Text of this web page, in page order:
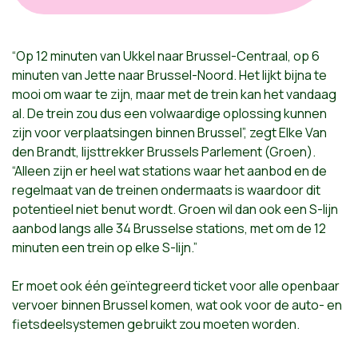
“Op 12 minuten van Ukkel naar Brussel-Centraal, op 6
minuten van Jette naar Brussel-Noord. Het lijkt bijna te
mooi om waar te zijn, maar met de trein kan het vandaag
al. De trein zou dus een volwaardige oplossing kunnen
zijn voor verplaatsingen binnen Brussel”, zegt Elke Van
den Brandt, lijsttrekker Brussels Parlement (Groen).
“Alleen zijn er heel wat stations waar het aanbod en de
regelmaat van de treinen ondermaats is waardoor dit
potentieel niet benut wordt. Groen wil dan ook een S-lijn
aanbod langs alle 34 Brusselse stations, met om de 12
minuten een trein op elke S-lijn.”
Er moet ook één geïntegreerd ticket voor alle openbaar
vervoer binnen Brussel komen, wat ook voor de auto- en
fietsdeelsystemen gebruikt zou moeten worden.